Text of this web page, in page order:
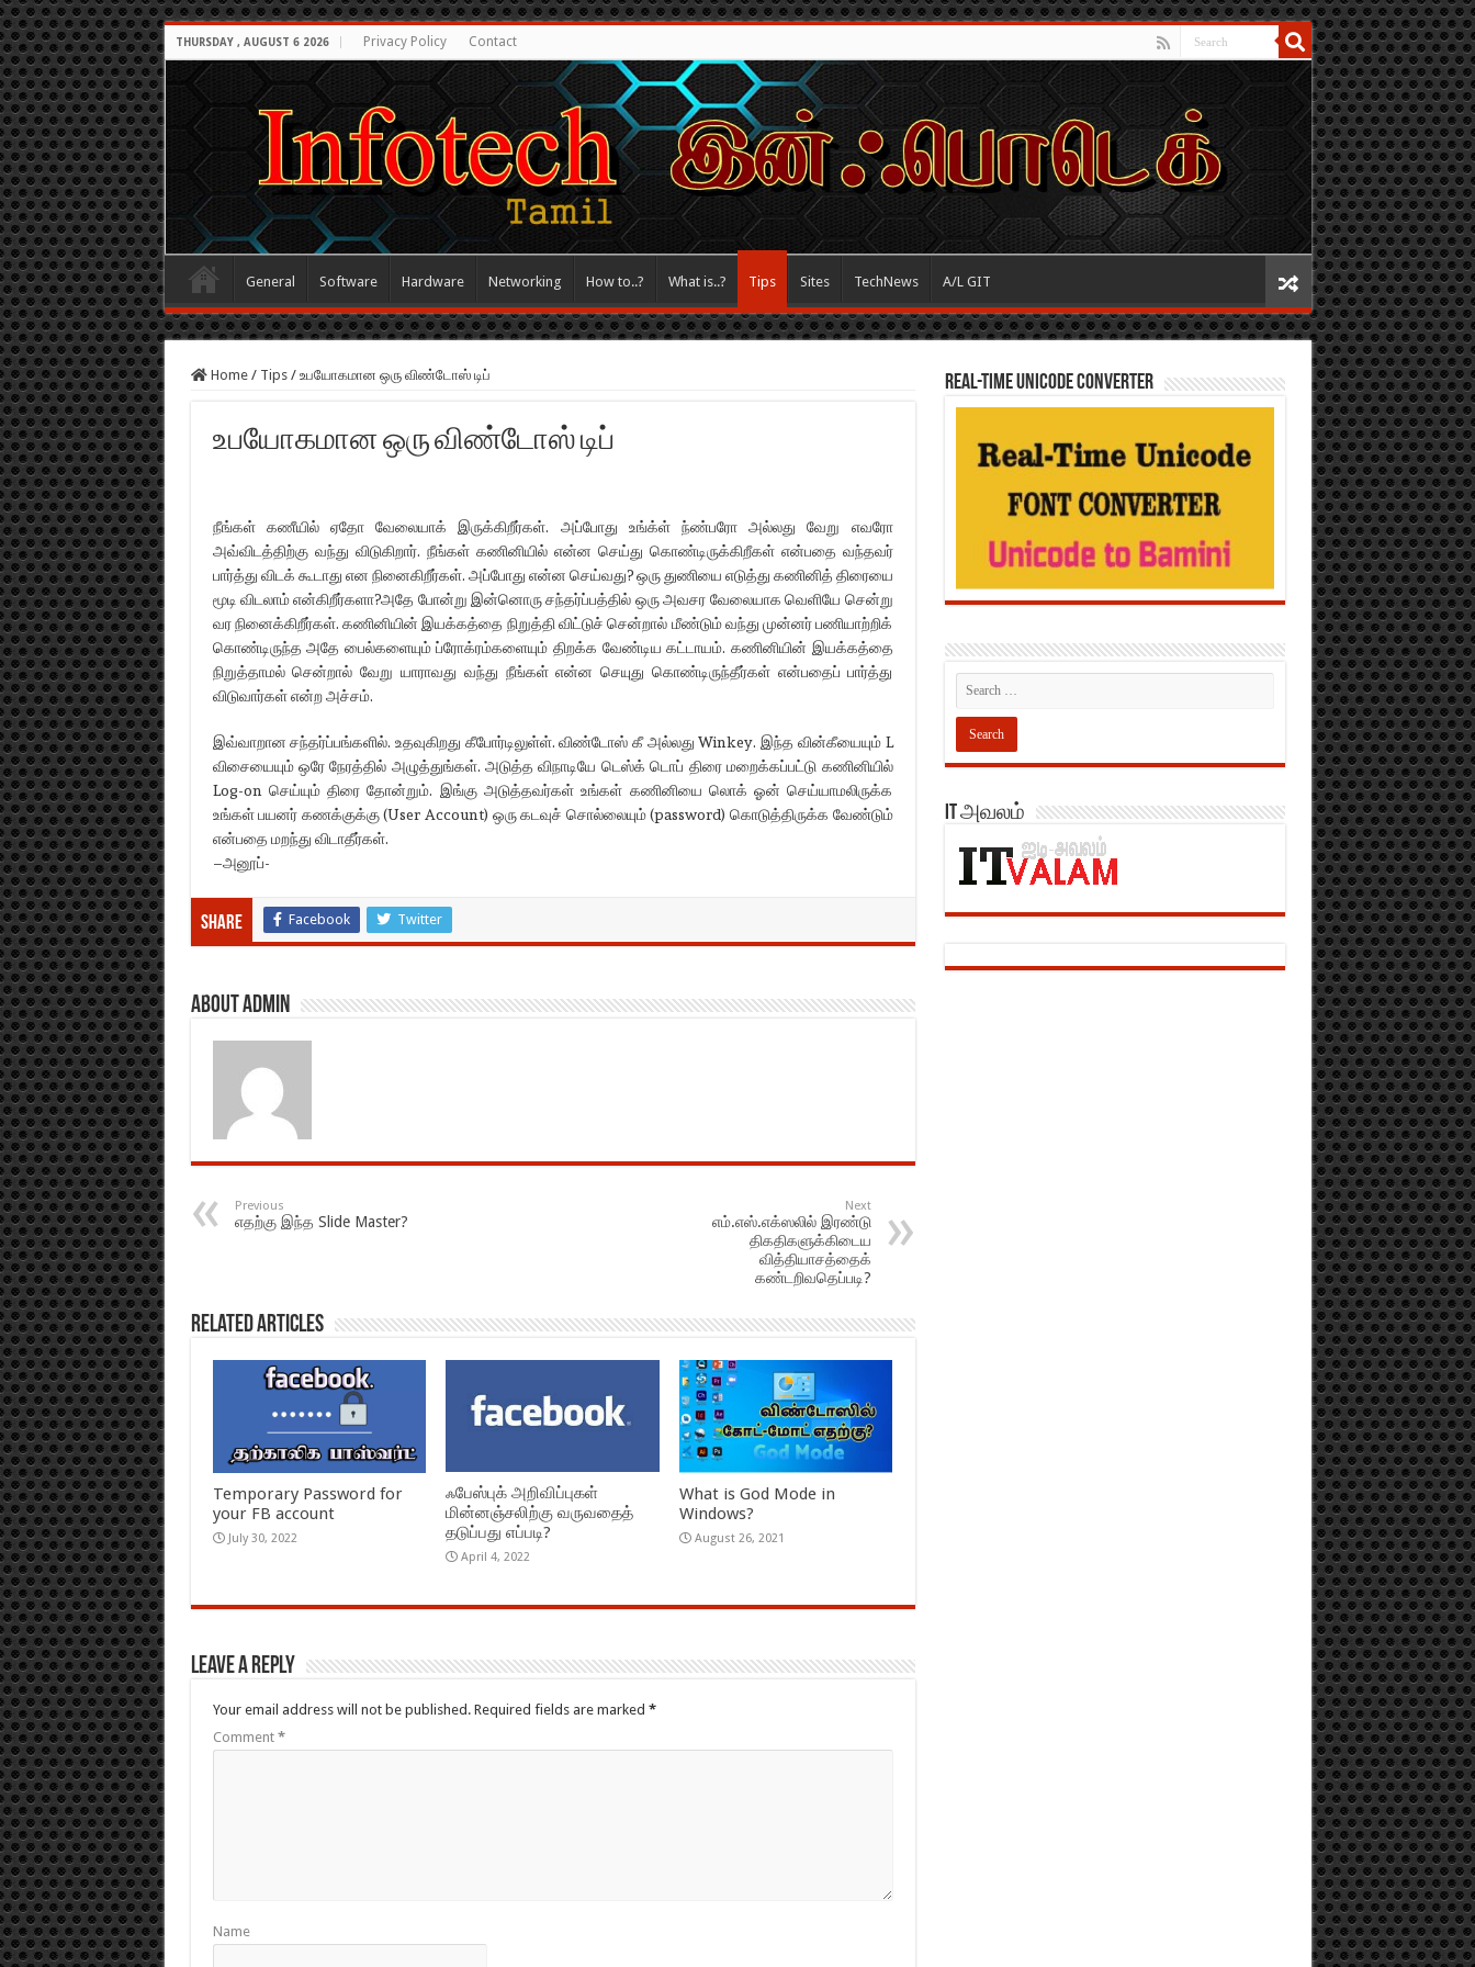
THURSDAY , AUGUST 6 2026 Privacy Policy Contact
General Software Hardware Networking How to..? What is..? Tips Sites TechNews A/L GIT
Home / Tips / உபயோகமான ஒரு விண்டோஸ் டிப்
உபயோகமான ஒரு விண்டோஸ் டிப்
நீங்கள் கணீயில் ஏதோ வேலையாக் இருக்கிறீர்கள். அப்போது உங்க்ள் ந்ண்பரோ அல்லது வேறு எவரோ
அவ்விடத்திற்கு வந்து விடுகிறார். நீங்கள் கணினியில் என்ன செய்து கொண்டிருக்கிறீகள் என்பதை வந்தவர்
பார்த்து விடக் கூடாது என நினைகிறீர்கள். அப்போது என்ன செய்வது? ஒரு துணியை எடுத்து கணினித் திரையை
மூடி விடலாம் என்கிறீர்களா?அதே போன்று இன்னொரு சந்தர்ப்பத்தில் ஒரு அவசர வேலையாக வெளியே சென்று
வர நினைக்கிறீர்கள். கணினியின் இயக்கத்தை நிறுத்தி விட்டுச் சென்றால் மீண்டும் வந்து முன்னர் பணியாற்றிக்
கொண்டிருந்த அதே பைல்களையும் ப்ரோக்ரம்களையும் திறக்க வேண்டிய கட்டாயம். கணினியின் இயக்கத்தை
நிறுத்தாமல் சென்றால் வேறு யாராவது வந்து நீங்கள் என்ன செயுது கொண்டிருந்தீர்கள் என்பதைப் பார்த்து
விடுவார்கள் என்ற அச்சம்.
இவ்வாறான சந்தர்ப்பங்களில். உதவுகிறது கீபோர்டிலுள்ள். விண்டோஸ் கீ அல்லது Winkey. இந்த வின்கீயையும் L
விசையையும் ஒரே நேரத்தில் அழுத்துங்கள். அடுத்த விநாடியே டெஸ்க் டொப் திரை மறைக்கப்பட்டு கணினியில்
Log-on செய்யும் திரை தோன்றும். இங்கு அடுத்தவர்கள் உங்கள் கணினியை லொக் ஓன் செய்யாமலிருக்க
உங்கள் பயனர் கணக்குக்கு (User Account) ஒரு கடவுச் சொல்லையும் (password) கொடுத்திருக்க வேண்டும்
என்பதை மறந்து விடாதீர்கள்.
–அனூப்-
Share Facebook Twitter
About admin
Previous
எதற்கு இந்த Slide Master?
Next
எம்.எஸ்.எக்ஸலில் இரண்டு
திகதிகளுக்கிடைய
வித்தியாசத்தைக்
கண்டறிவதெப்படி?
Related Articles
Temporary Password for
your FB account
July 30, 2022
ஃபேஸ்புக் அறிவிப்புகள்
மின்னஞ்சலிற்கு வருவதைத்
தடுப்பது எப்படி?
April 4, 2022
What is God Mode in
Windows?
August 26, 2021
Leave a Reply
Your email address will not be published. Required fields are marked *
Comment *
Name
REAL-TIME UNICODE CONVERTER
IT அவலம்